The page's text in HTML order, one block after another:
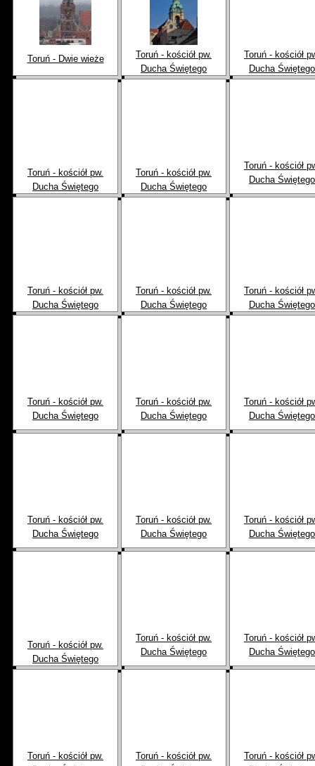
Toruń - Dwie wieże
Toruń - kościół pw.
Ducha Świętego
Toruń - kościół
Ducha Świętego
Toruń - kościół pw.
Ducha Świętego
Toruń - kościół pw.
Ducha Świętego
Toruń - kościół
Ducha Świętego
Toruń - kościół pw.
Ducha Świętego
Toruń - kościół pw.
Ducha Świętego
Toruń - kościół
Ducha Świętego
Toruń - kościół pw.
Ducha Świętego
Toruń - kościół pw.
Ducha Świętego
Toruń - kościół
Ducha Świętego
Toruń - kościół pw.
Ducha Świętego
Toruń - kościół pw.
Ducha Świętego
Toruń - kościół
Ducha Świętego
Toruń - kościół pw.
Ducha Świętego
Toruń - kościół pw.
Ducha Świętego
Toruń - kościół
Ducha Świętego
Toruń - kościół pw.
Toruń - kościół pw.
Toruń - kościół